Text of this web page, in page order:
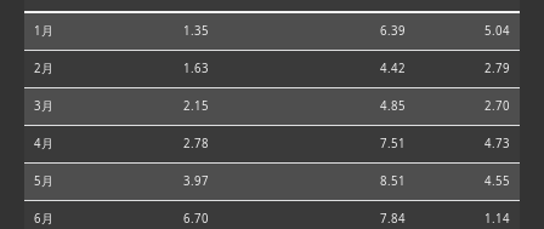
1月 1.35 6.39 5.04
2月 1.63 4.42 2.79
3月 2.15 4.85 2.70
4月 2.78 7.51 4.73
5月 3.97 8.51 4.55
6月 6.70 7.84 1.14